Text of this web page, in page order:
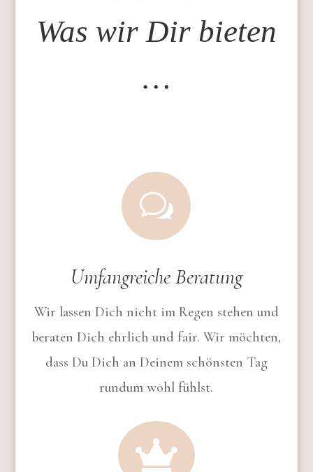
Was wir Dir bieten
…
w
Umfangreiche Beratung
Wir lassen Dich nicht im Regen stehen und
beraten Dich ehrlich und fair. Wir möchten,
dass Du Dich an Deinem schönsten Tag
rundum wohl fühlst.
